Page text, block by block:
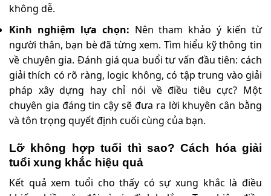
không dễ.
Kinh nghiệm lựa chọn: Nên tham khảo ý kiến từ
người thân, bạn bè đã từng xem. Tìm hiểu kỹ thông tin
về chuyên gia. Đánh giá qua buổi tư vấn đầu tiên: cách
giải thích có rõ ràng, logic không, có tập trung vào giải
pháp xây dựng hay chỉ nói về điều tiêu cực? Một
chuyên gia đáng tin cậy sẽ đưa ra lời khuyên cân bằng
và tôn trọng quyết định cuối cùng của bạn.
Lỡ không hợp tuổi thì sao? Cách hóa giải
tuổi xung khắc hiệu quả
Kết quả xem tuổi cho thấy có sự xung khắc là điều